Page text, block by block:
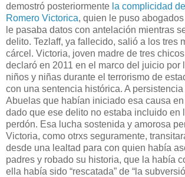
demostró posteriormente la complicidad
Romero Victorica, quien le puso
le pasaba datos con antelación mientras
delito. Tezlaff, ya fallecido, salió a los tres
cárcel. Victoria, joven madre de tres
declaró en 2011 en el marco del juicio por
niños y niñas durante el terrorismo de
con una sentencia histórica. A
Abuelas que habían iniciado esa causa
dado que ese delito no estaba incluido en
perdón. Esa lucha sostenida y amorosa
Victoria, como otrxs seguramente,
desde una lealtad para con quien había
padres y robado su historia, que la había
ella había sido “rescatada” de “la